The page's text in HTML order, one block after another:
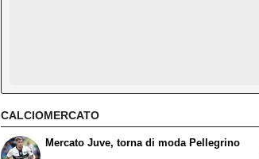
CALCIOMERCATO
Mercato Juve, torna di moda Pellegrino